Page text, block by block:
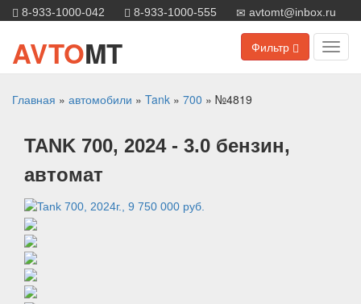
8-933-1000-042 8-933-1000-555 avtomt@inbox.ru
Фильтр
AVTOMT
Главная » автомобили » Tank » 700 » №4819
TANK 700, 2024 - 3.0 бензин,
автомат